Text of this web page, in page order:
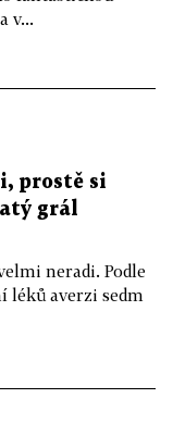
v...
prostě si
grál
neradi. Podle
léků averzi sedm